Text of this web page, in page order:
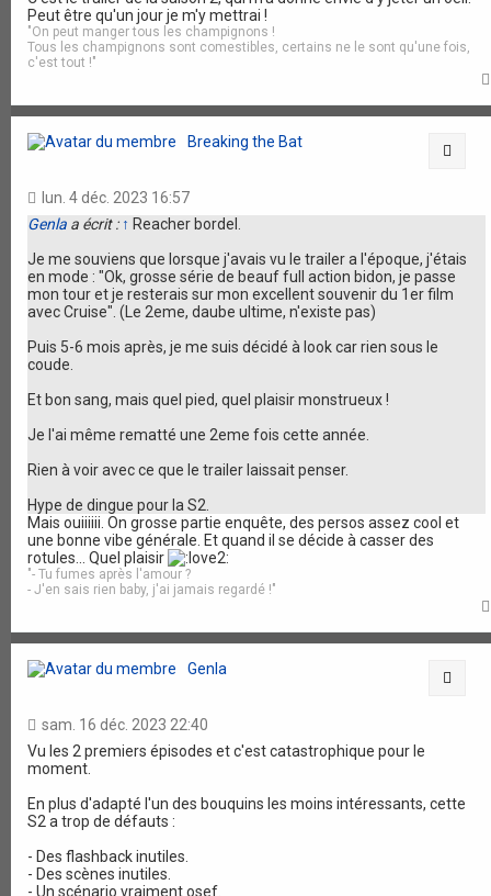
Peut être qu'un jour je m'y mettrai !
"On peut manger tous les champignons !
Tous les champignons sont comestibles, certains ne le sont qu'une fois,
c'est tout !"
Breaking the Bat
lun. 4 déc. 2023 16:57
Genla a écrit : ↑ Reacher bordel.
Je me souviens que lorsque j'avais vu le trailer a l'époque, j'étais
en mode : "Ok, grosse série de beauf full action bidon, je passe
mon tour et je resterais sur mon excellent souvenir du 1er film
avec Cruise". (Le 2eme, daube ultime, n'existe pas)
Puis 5-6 mois après, je me suis décidé à look car rien sous le
coude.
Et bon sang, mais quel pied, quel plaisir monstrueux !
Je l'ai même rematté une 2eme fois cette année.
Rien à voir avec ce que le trailer laissait penser.
Hype de dingue pour la S2.
Mais ouiiiiii. On grosse partie enquête, des persos assez cool et
une bonne vibe générale. Et quand il se décide à casser des
rotules... Quel plaisir
"- Tu fumes après l'amour ?
- J'en sais rien baby, j'ai jamais regardé !"
Genla
sam. 16 déc. 2023 22:40
Vu les 2 premiers épisodes et c'est catastrophique pour le
moment.
En plus d'adapté l'un des bouquins les moins intéressants, cette
S2 a trop de défauts :
- Des flashback inutiles.
- Des scènes inutiles.
- Un scénario vraiment osef.